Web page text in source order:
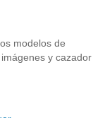
modelos de
y cazador